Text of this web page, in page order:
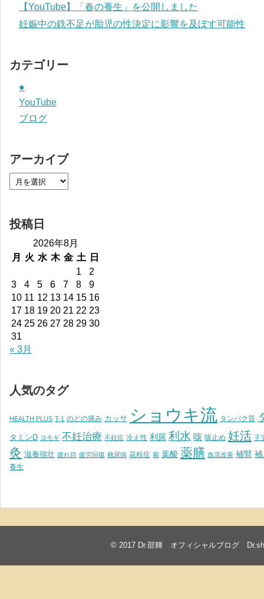
【YouTube】「春の養生」を公開しました
妊娠中の鉄不足が胎児の性決定に影響を及ぼす可能性
カテゴリー
●
YouTube
ブログ
アーカイブ
投稿日
2026年8月
月
火 水 木 金 土
日
1
2
3
4 5 6 7 8
9
10 11 12 13 14 15 16
17 18 19 20 21 22 23
24 25 26 27 28 29 30
31
« 3月
人気のタグ
HEALTH PLUS T-1 のどの痛み カッサ ショウキ流 タンパク質
タミンD ヨモギ 不妊治療 不妊症 冷え性 利尿 利水 咳 咳止め 妊活 子
灸 滋養強壮 疲れ目 疲労回復 糖尿病 花粉症 菊 葉酸 薬膳 血流改善 補腎
養生
© 2017 Dr.邵輝 オフィシャルブログ